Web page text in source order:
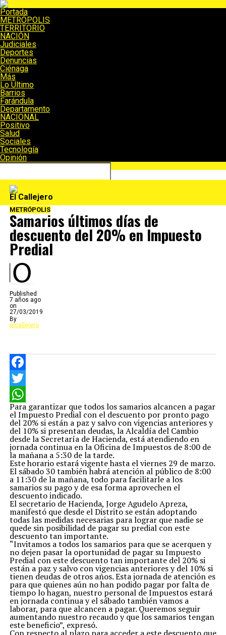
Portada
METRÓPOLIS
TERRITORIO
NACIÓN
Judiciales
Deportes
Denuncias
Ciénaga
Más
Lo Último
Barrios
Farándula
Departamento
NACIONAL
Positivo
Salud
Sociales
Tecnología
Opinión
Connect with us
El Callejero
METRÓPOLIS
Samarios últimos días de
descuento del 20% en Impuesto
Predial
Published
7 años ago
on
27/03/2019
By
elcallejero
Facebook
Twitter
WhatsApp
Para garantizar que todos los samarios alcancen a pagar
el Impuesto Predial con el descuento por pronto pago
del 20% si están a paz y salvo con vigencias anteriores y
del 10% si presentan deudas, la Alcaldía del Cambio
desde la Secretaría de Hacienda, está atendiendo en
jornada continua en la Oficina de Impuestos de 8:00 de
la mañana a 5:30 de la tarde.
Este horario estará vigente hasta el viernes 29 de marzo.
El sábado 30 también habrá atención al público de 8:00
a 11:30 de la mañana, todo para facilitarle a los
samarios su pago y de esa forma aprovechen el
descuento indicado.
El secretario de Hacienda, Jorge Agudelo Apreza,
manifestó que desde el Distrito se están adoptando
todas las medidas necesarias para lograr que nadie se
quede sin posibilidad de pagar su predial con este
descuento tan importante.
“Invitamos a todos los samarios para que se acerquen y
no dejen pasar la oportunidad de pagar su Impuesto
Predial con este descuento tan importante del 20% si
están a paz y salvo con vigencias anteriores y del 10% si
tienen deudas de otros años. Esta jornada de atención es
para que quienes aún no han podido pagar por falta de
tiempo lo hagan, nuestro personal de Impuestos estará
en jornada continua y el sábado también vamos a
laborar, para que alcancen a pagar. Queremos seguir
aumentando nuestro recaudo y que los samarios tengan
este beneficio”, expresó.